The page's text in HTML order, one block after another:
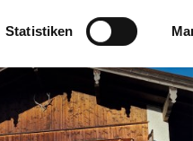
Statistiken